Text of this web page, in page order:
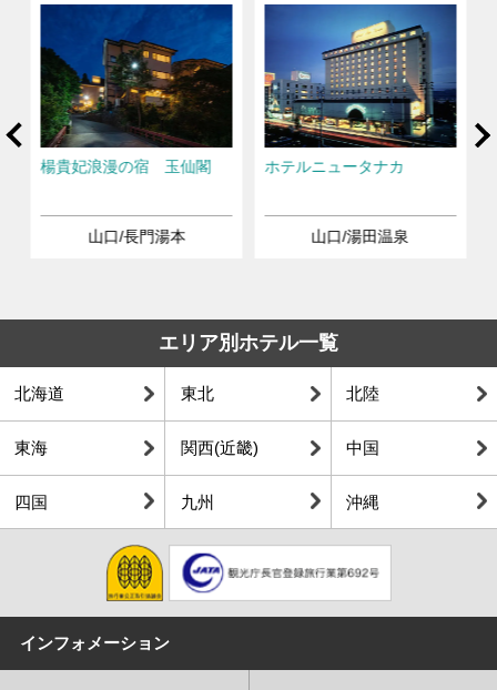
楊貴妃浪漫の宿 玉仙閣
山口/長門湯本
ホテルニュータナカ
山口/湯田温泉
エリア別ホテル一覧
北海道 東北 北陸
東海 関西(近畿) 中国
四国 九州 沖縄
インフォメーション